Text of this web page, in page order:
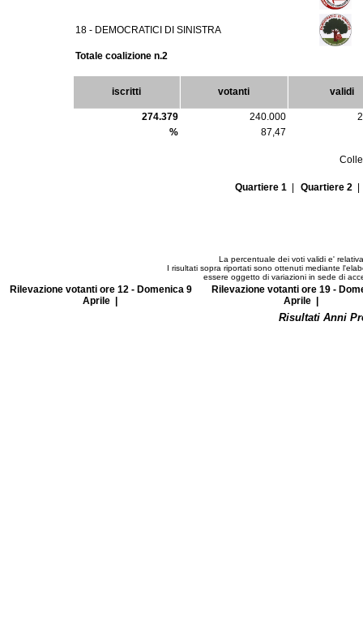
18 - DEMOCRATICI DI SINISTRA
Totale coalizione n.2
iscritti votanti validi
274.379 240.000
%
87,47
Quartiere 1 Quartiere 2
La percentuale dei voti validi e'
I risultati sopra riportati sono ottenuti mediante
essere oggetto di variazioni in sede di
Rilevazione votanti ore 12 - Domenica 9
Aprile|
Rilevazione votanti ore 19 -
Aprile
Risultati Anni